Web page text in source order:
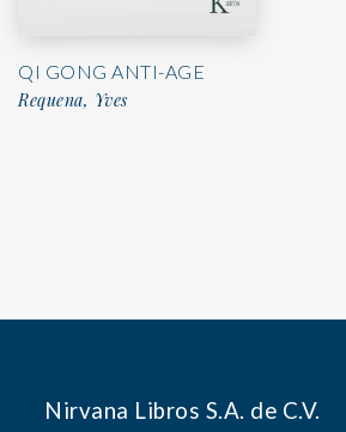
QI GONG ANTI-AGE
Requena, Yves
Nirvana Libros S.A. de C.V.